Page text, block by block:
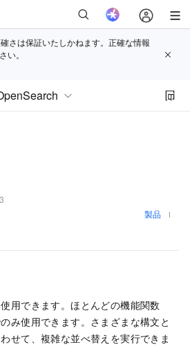
さは保証いたしかねます。正確な情報
い。
製品
用できます。ほとんどの機能関数
み使用できます。さまざまな構文と
せて、複雑な並べ替えを実行できま